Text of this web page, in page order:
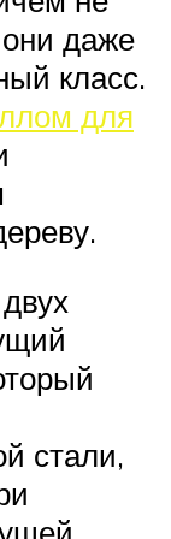
даже
класс.
для
стали,